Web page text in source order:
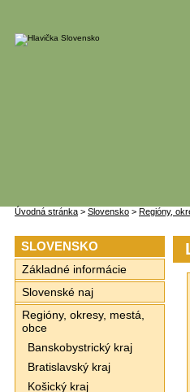
Úvodná stránka > Slovensko > Regióny,
SLOVENSKO
Základné informácie
Slovenské naj
Regióny, okresy, mestá,
obce
Banskobystrický kraj
Bratislavský kraj
Košický kraj